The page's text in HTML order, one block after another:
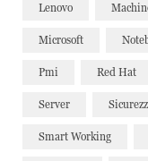
Lenovo
Microsoft
Pmi Red Hat
Server
Smart Working